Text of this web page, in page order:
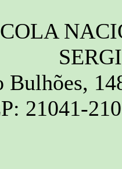
Bulhões,
21041-